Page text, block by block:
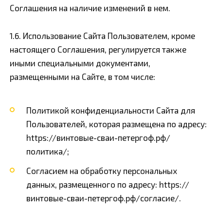
Соглашения на наличие изменений в нем.
1.6. Использование Сайта Пользователем, кроме
настоящего Соглашения, регулируется также
иными специальными документами,
размещенными на Сайте, в том числе:
Политикой конфиденциальности Сайта для
Пользователей, которая размещена по адресу:
https://винтовые-сваи-петергоф.рф/
политика/;
Согласием на обработку персональных
данных, размещенного по адресу: https://
винтовые-сваи-петергоф.рф/согласие/.